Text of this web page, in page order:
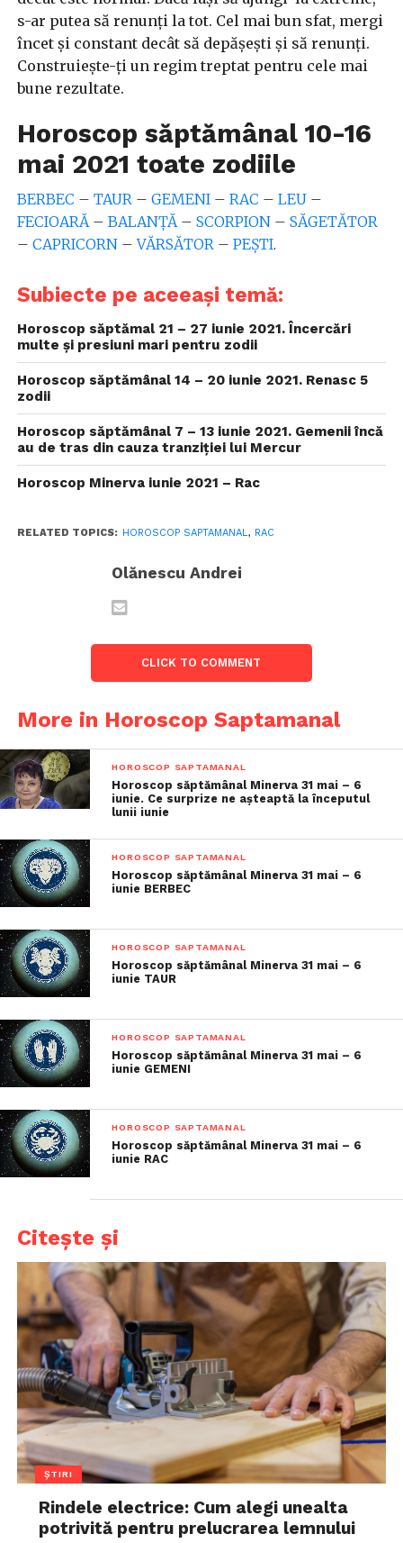
s-ar putea să renunți la tot. Cel mai bun sfat, mergi
încet și constant decât să depășești și să renunți.
Construiește-ți un regim treptat pentru cele mai
bune rezultate.
Horoscop săptămânal 10-16
mai 2021 toate zodiile
BERBEC – TAUR – GEMENI– RAC – LEU–
FECIOARĂ – BALANȚĂ – SCORPION– SĂGETĂTOR
– CAPRICORN–VĂRSĂTOR – PEȘTI.
Subiecte pe aceeași temă:
Horoscop săptămal 21 – 27 iunie 2021. Încercări
multe și presiuni mari pentru zodii
Horoscop săptămânal 14 – 20 iunie 2021. Renasc 5
zodii
Horoscop săptămânal 7 – 13 iunie 2021. Gemenii încă
au de tras din cauza tranziției lui Mercur
Horoscop Minerva iunie 2021 – Rac
RELATED TOPICS: HOROSCOP SAPTAMANAL, RAC
Olănescu Andrei
CLICK TO COMMENT
More in Horoscop Saptamanal
HOROSCOP SAPTAMANAL
Horoscop săptămânal Minerva 31 mai – 6
iunie. Ce surprize ne așteaptă la începutul
lunii iunie
HOROSCOP SAPTAMANAL
Horoscop săptămânal Minerva 31 mai – 6
iunie BERBEC
HOROSCOP SAPTAMANAL
Horoscop săptămânal Minerva 31 mai – 6
iunie TAUR
HOROSCOP SAPTAMANAL
Horoscop săptămânal Minerva 31 mai – 6
iunie GEMENI
HOROSCOP SAPTAMANAL
Horoscop săptămânal Minerva 31 mai – 6
iunie RAC
Citește și
ȘTIRI
Rindele electrice: Cum alegi unealta
potrivită pentru prelucrarea lemnului